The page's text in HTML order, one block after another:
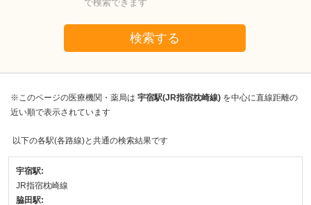
で検索できます
検索する
※このページの医療機関・薬局は 宇宿駅(JR指宿枕崎線) を中心に直線距離の
近い順で表示されています
以下の各駅(各路線)と共通の検索結果です
宇宿駅:
JR指宿枕崎線
脇田駅: